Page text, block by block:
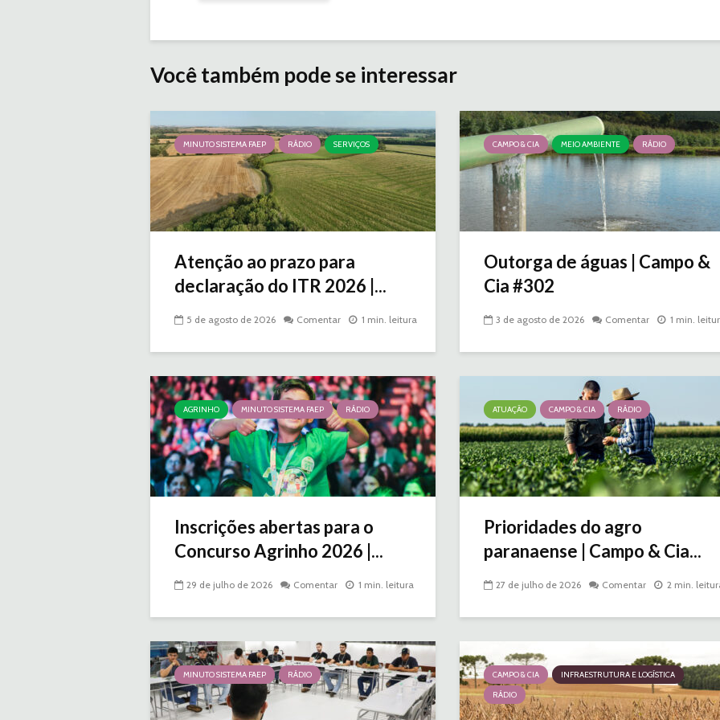
Você também pode se interessar
MINUTO SISTEMA FAEP RÁDIO SERVIÇOS
Atenção ao prazo para
declaração do ITR 2026 |...
5 de agosto de 2026 Comentar 1 min. leitura
CAMPO & CIA MEIO AMBIENTE RÁDIO
Outorga de águas | Campo &
Cia #302
3 de agosto de 2026 Comentar 1 min.
AGRINHO MINUTO SISTEMA FAEP RÁDIO
Inscrições abertas para o
Concurso Agrinho 2026 |...
29 de julho de 2026 Comentar 1 min. leitura
ATUAÇÃO CAMPO & CIA RÁDIO
Prioridades do agro
paranaense | Campo & Cia...
27 de julho de 2026 Comentar 2 min.
MINUTO SISTEMA FAEP RÁDIO CAMPO & CIA
INFRAESTRUTURA E LOGÍSTICA
RÁDIO